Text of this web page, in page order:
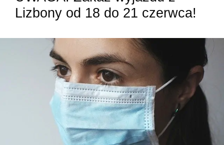
Lizbony od 18 do 21 czerwca!